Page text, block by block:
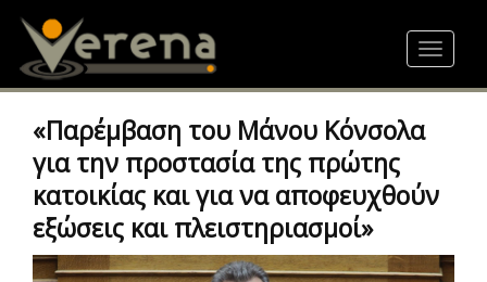
content
Toggle
«Παρέμβαση του Μάνου Κόνσολα
για την προστασία της πρώτης
κατοικίας και για να αποφευχθούν
εξώσεις και πλειστηριασμοί»